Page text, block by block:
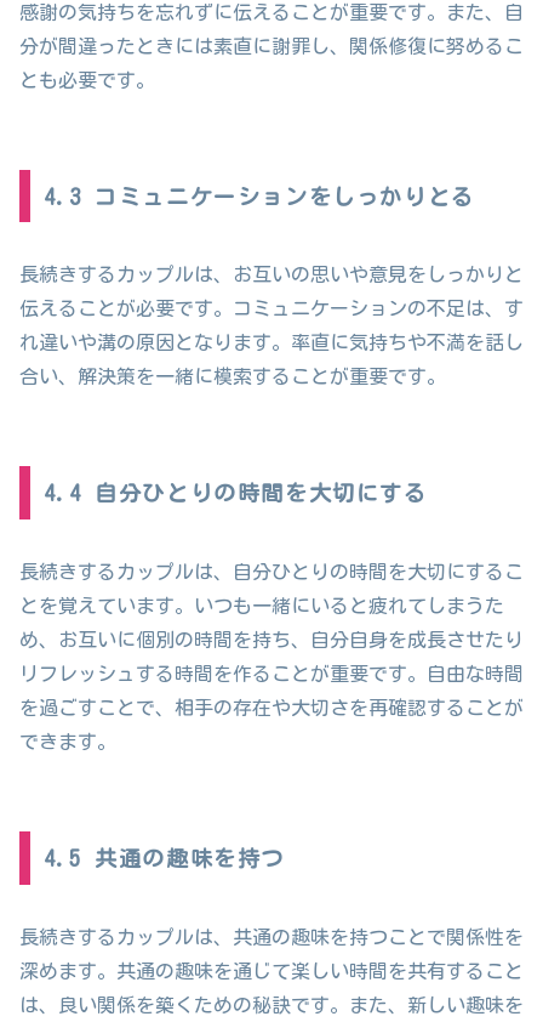
感謝の気持ちを忘れずに伝えることが重要です。また、自
分が間違ったときには素直に謝罪し、関係修復に努めるこ
とも必要です。
4.3 コミュニケーションをしっかりとる
長続きするカップルは、お互いの思いや意見をしっかりと
伝えることが必要です。コミュニケーションの不足は、す
れ違いや溝の原因となります。率直に気持ちや不満を話し
合い、解決策を一緒に模索することが重要です。
4.4 自分ひとりの時間を大切にする
長続きするカップルは、自分ひとりの時間を大切にするこ
とを覚えています。いつも一緒にいると疲れてしまうた
め、お互いに個別の時間を持ち、自分自身を成長させたり
リフレッシュする時間を作ることが重要です。自由な時間
を過ごすことで、相手の存在や大切さを再確認することが
できます。
4.5 共通の趣味を持つ
長続きするカップルは、共通の趣味を持つことで関係性を
深めます。共通の趣味を通じて楽しい時間を共有すること
は、良い関係を築くための秘訣です。また、新しい趣味を